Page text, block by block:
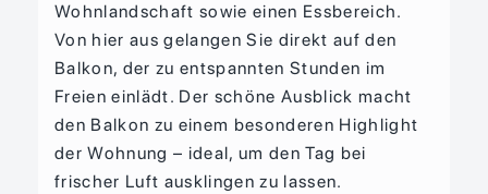
Wohnlandschaft sowie einen Essbereich.
Von hier aus gelangen Sie direkt auf den
Balkon, der zu entspannten Stunden im
Freien einlädt. Der schöne Ausblick macht
den Balkon zu einem besonderen Highlight
der Wohnung – ideal, um den Tag bei
frischer Luft ausklingen zu lassen.